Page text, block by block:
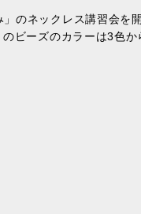
のネックレス講習会を
ビーズのカラーは3色か